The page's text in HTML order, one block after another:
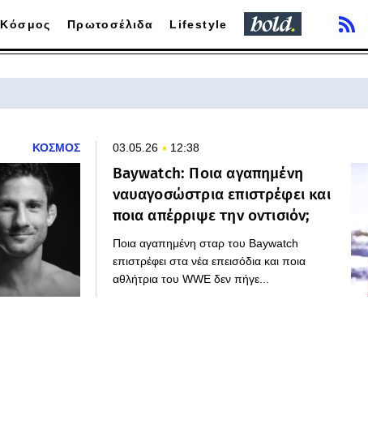
Κόσμος Πρωτοσέλιδα Lifestyle
ΚΟΣΜΟΣ 03.05.26 12:38
Baywatch: Ποια αγαπημένη
ναυαγοσώστρια επιστρέφει και
ποια απέρριψε την οντισιόν;
Ποια αγαπημένη σταρ του Baywatch
επιστρέφει στα νέα επεισόδια και ποια
αθλήτρια του WWE δεν πήγε...